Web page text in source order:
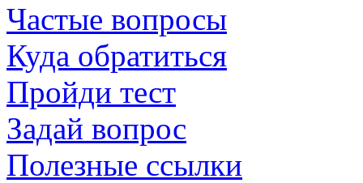
Частые вопросы
Куда обратиться
Пройди тест
Задай вопрос
Полезные ссылки